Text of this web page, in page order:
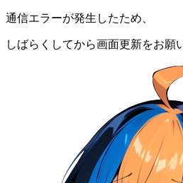
通信エラーが発生したため、
しばらくしてから画面更新をお願